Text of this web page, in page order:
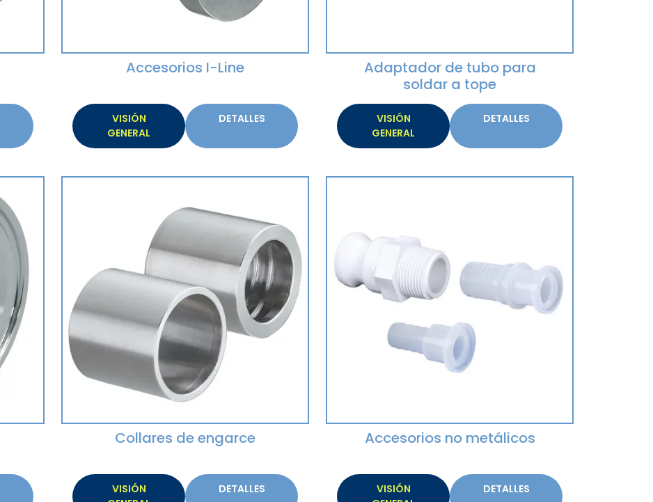
Accesorios I-Line
VISIÓN
GENERAL
DETALLES
Adaptador de tubo para
soldar a tope
VISIÓN
GENERAL
DETALLES
Collares de engarce
VISIÓN
DETALLES
Accesorios no metálicos
VISIÓN
DETALLES